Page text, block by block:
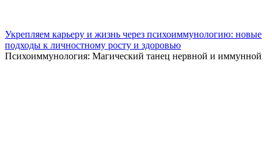
Укрепляем карьеру и жизнь через психоиммунологию: новые
подходы к личностному росту и здоровью
Психоиммунология: Магический танец нервной и иммунной